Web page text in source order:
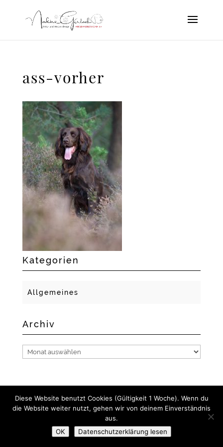
ass-vorher
Kategorien
Allgemeines
Archiv
Archiv
2018 GERLACH FOTO- UND MEDIENDESIGN I NADINE
GERLACH
Diese Website benutzt Cookies (Gültigkeit 1 Woche). Wenn du
die Website weiter nutzt, gehen wir von deinem Einverständnis
aus.
OK
Datenschutzerklärung lesen